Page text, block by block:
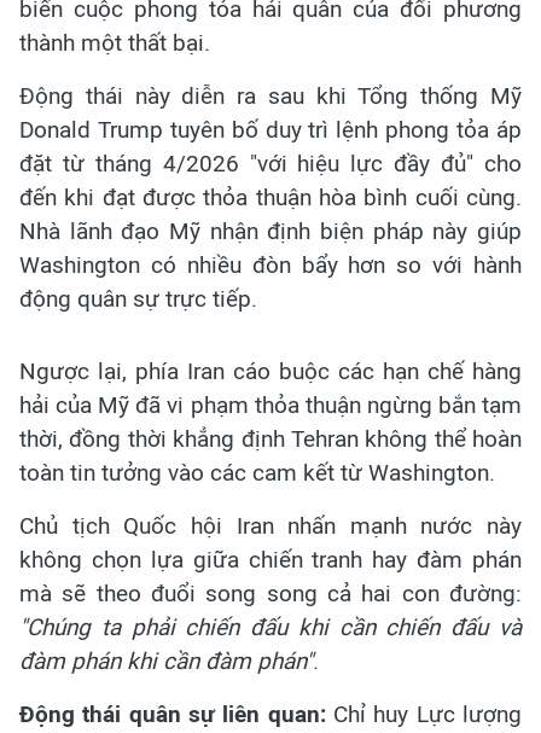
biến cuộc phong tỏa hải quân của đối phương
thành một thất bại.
Động thái này diễn ra sau khi Tổng thống Mỹ
Donald Trump tuyên bố duy trì lệnh phong tỏa áp
đặt từ tháng 4/2026 "với hiệu lực đầy đủ" cho
đến khi đạt được thỏa thuận hòa bình cuối cùng.
Nhà lãnh đạo Mỹ nhận định biện pháp này giúp
Washington có nhiều đòn bẩy hơn so với hành
động quân sự trực tiếp.
Ngược lại, phía Iran cáo buộc các hạn chế hàng
hải của Mỹ đã vi phạm thỏa thuận ngừng bắn tạm
thời, đồng thời khẳng định Tehran không thể hoàn
toàn tin tưởng vào các cam kết từ Washington.
Chủ tịch Quốc hội Iran nhấn mạnh nước này
không chọn lựa giữa chiến tranh hay đàm phán
mà sẽ theo đuổi song song cả hai con đường:
"Chúng ta phải chiến đấu khi cần chiến đấu và
đàm phán khi cần đàm phán".
Động thái quân sự liên quan:Chỉ huy Lực lượng